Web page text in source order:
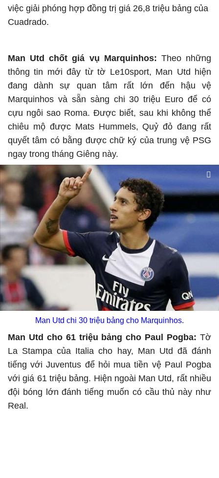
việc giải phóng hợp đồng trị giá 26,8 triệu bảng của
Cuadrado.
Man Utd chốt giá vụ Marquinhos: Theo những
thông tin mới đây từ tờ Le10sport, Man Utd hiện
đang dành sự quan tâm rất lớn đến hậu vệ
Marquinhos và sẵn sàng chi 30 triệu Euro để có
cựu ngôi sao Roma. Được biết, sau khi không thể
chiêu mộ được Mats Hummels, Quỷ đỏ đang rất
quyết tâm có bằng được chữ ký của trung vệ PSG
ngay trong tháng Giêng này.
Man Utd chi 30 triệu bảng cho Marquinhos.
Man Utd cho 61 triệu bảng cho Paul Pogba: Tờ
La Stampa của Italia cho hay, Man Utd đã đánh
tiếng với Juventus để hỏi mua tiền vệ Paul Pogba
với giá 61 triệu bảng. Hiện ngoài Man Utd, rất nhiều
đội bóng lớn đánh tiếng muốn có cầu thủ này như
Real.